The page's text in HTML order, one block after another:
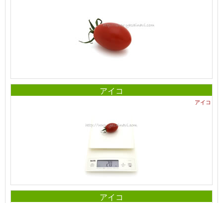
アイコ
アイコ
アイコ